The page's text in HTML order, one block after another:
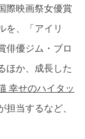
際映画祭女優賞
を、「アイリ
俳優ジム・ブロ
ほか、成長した
幸せのハイタッ
担当するなど、